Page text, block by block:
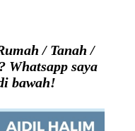
/ Tanah /
saya
bawah!